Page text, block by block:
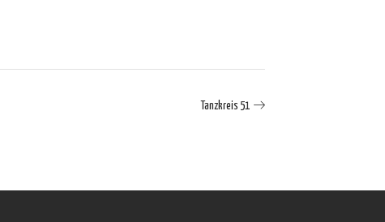
Tanzkreis 51